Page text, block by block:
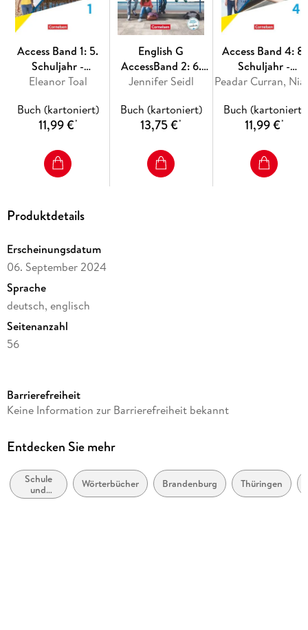
Wir empfehlen die Nutzung aller digitalen Angebote auf
unserer Lehr- und Lernplattform lernen. cornelsen. de
Access Band 1: 5.
Schuljahr -
Workbook
Eleanor Toal
Buch (kartoniert)
11,99 €*
English G
AccessBand 2: 6.
Schuljahr -
Audios online
Jennifer Seidl
Buch (kartoniert)
13,75 €*
Access Band 4: 8.
Schuljahr -
Allgemeine
mit digitalen
Buch (kartoniert)
11,99 €*
Produktdetails
Erscheinungsdatum
06. September 2024
Sprache
deutsch, englisch
Seitenanzahl
56
Autor/Autorin
Verlag/Hersteller
Gewicht
184 g
Barrierefreiheit
Keine Information zur Barrierefreiheit bekannt
Entdecken Sie mehr
Schule
und
Lernen:
Wörterbücher Brandenburg Thüringen